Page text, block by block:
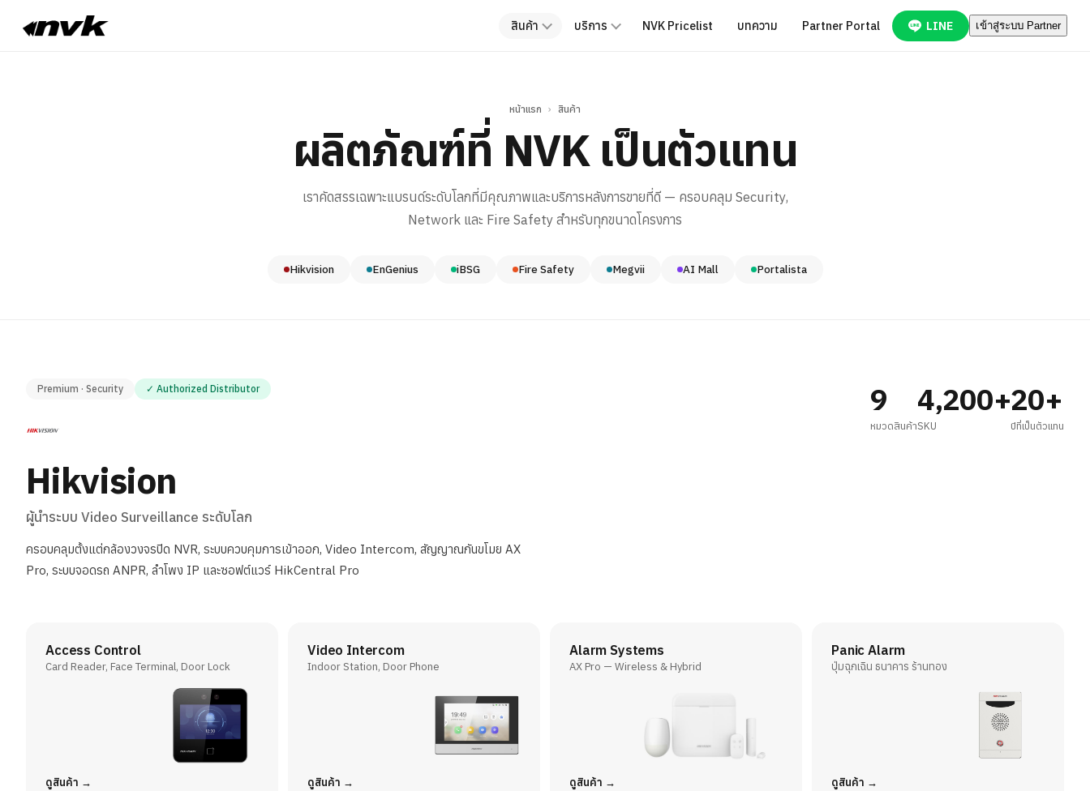
สินค้า บริการ NVK Pricelist บทความ Partner Portal LINE เข้าสู่ระบบ Partner
หน้าแรก › สินค้า
ผลิตภัณฑ์ที่ NVK เป็นตัวแทน
เราคัดสรรเฉพาะแบรนด์ระดับโลกที่มีคุณภาพและบริการหลังการขายที่ดี — ครอบคลุม Security,
Network และ Fire Safety สำหรับทุกขนาดโครงการ
Hikvision EnGenius iBSG Fire Safety Megvii AI Mall Portalista
Premium · Security ✓ Authorized Distributor
Hikvision
ผู้นำระบบ Video Surveillance ระดับโลก
ครอบคลุมตั้งแต่กล้องวงจรปิด NVR, ระบบควบคุมการเข้าออก, Video Intercom, สัญญาณกันขโมย AX
Pro, ระบบจอดรถ ANPR, ลำโพง IP และซอฟต์แวร์ HikCentral Pro
9
หมวดสินค้า
4,200+
SKU
20+
ปีที่เป็นตัวแทน
Access Control
Card Reader, Face Terminal, Door Lock
ดูสินค้า
Video Intercom
Indoor Station, Door Phone
ดูสินค้า
Alarm Systems
AX Pro — Wireless & Hybrid
ดูสินค้า
Panic Alarm
ปุ่มฉุกเฉิน ธนาคาร ร้านทอง
ดูสินค้า